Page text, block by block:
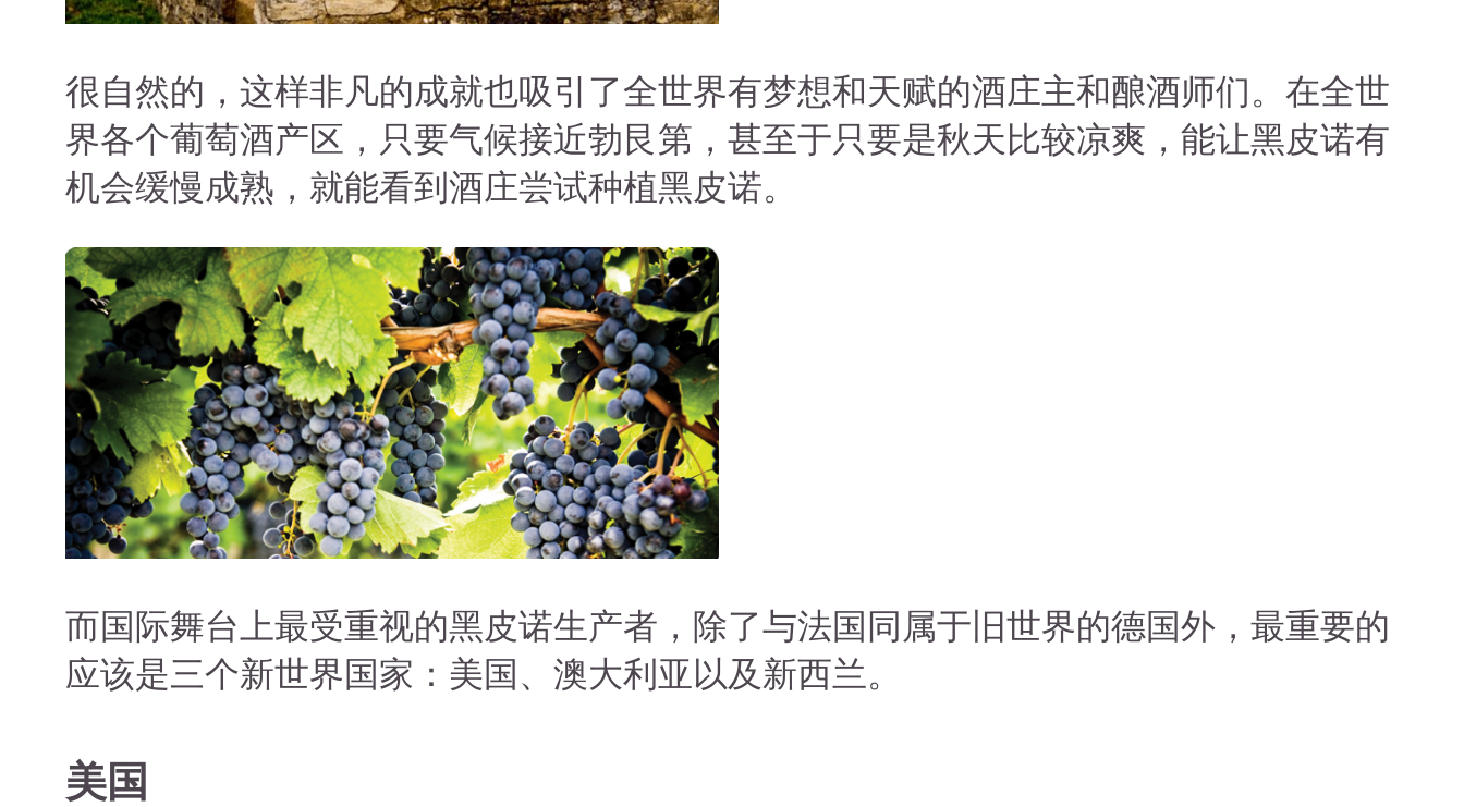
很自然的，这样非凡的成就也吸引了全世界有梦想和天赋的酒庄主和酿酒师们。在全世
界各个葡萄酒产区，只要气候接近勃艮第，甚至于只要是秋天比较凉爽，能让黑皮诺有
机会缓慢成熟，就能看到酒庄尝试种植黑皮诺。
而国际舞台上最受重视的黑皮诺生产者，除了与法国同属于旧世界的德国外，最重要的
应该是三个新世界国家：美国、澳大利亚以及新西兰。
美国